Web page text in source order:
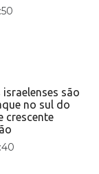
são
no sul do
crescente